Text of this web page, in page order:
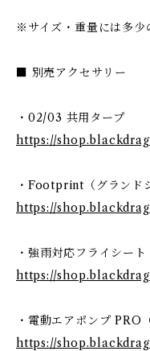
※サイズ・重量には多少
■ 別売アクセサリー
・02/03 共用タープ
https://
・Footprint（グランド
https://
・強雨対応フライシート
https://
・電動エアポンプ PRO
https://